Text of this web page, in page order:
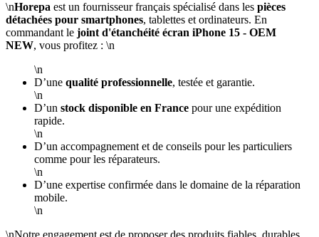
\nHorepa est un fournisseur français spécialisé dans les pièces
détachées pour smartphones, tablettes et ordinateurs. En
commandant le joint d'étanchéité écran iPhone 15 - OEM
NEW, vous profitez : \n
\n
D’une qualité professionnelle, testée et garantie.
\n
D’un stock disponible en France pour une expédition
rapide.
\n
D’un accompagnement et de conseils pour les particuliers
comme pour les réparateurs.
\n
D’une expertise confirmée dans le domaine de la réparation
mobile.
\n